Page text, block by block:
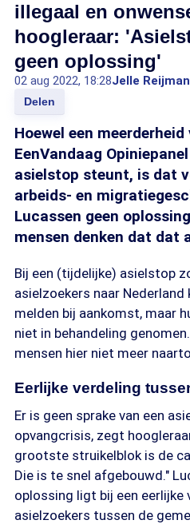
illegaal en
hoogleraar:
geen oplossing'
02 aug 2022, 18:28Jelle Reijman
Delen
Hoewel een
EenVandaag
asielstop steunt, is dat
arbeids- en
Lucassen geen
mensen denken dat dat
Bij een (tijdelijke) asielstop
asielzoekers naar
melden bij aankomst, maar
niet in behandeling
mensen hier niet meer
Eerlijke verdeling
Er is geen sprake van een
opvangcrisis, zegt
grootste struikelblok is de
Die is te snel afgebouwd."
oplossing ligt bij een eerlijke
asielzoekers tussen de